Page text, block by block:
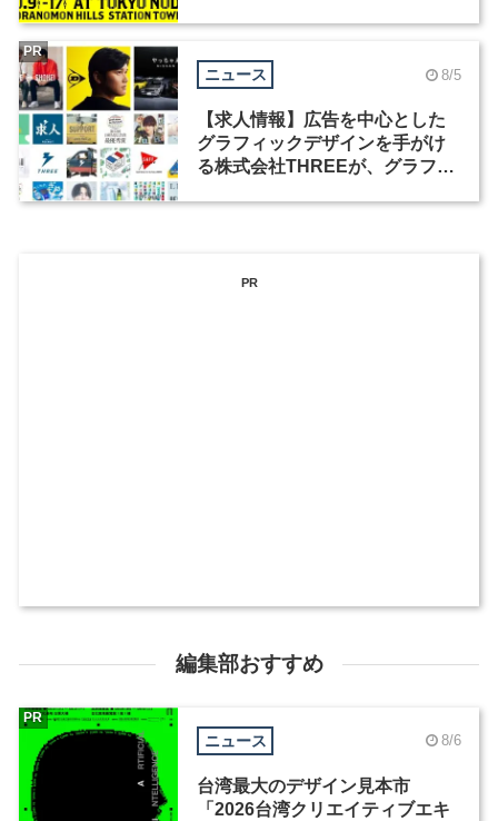
ニュース 8/5
【求人情報】広告を中心とした
グラフィックデザインを手がけ
る株式会社THREEが、グラフィ
PR
PR
編集部おすすめ
ニュース 8/6
台湾最大のデザイン見本市
「2026台湾クリエイティブエキ
PR